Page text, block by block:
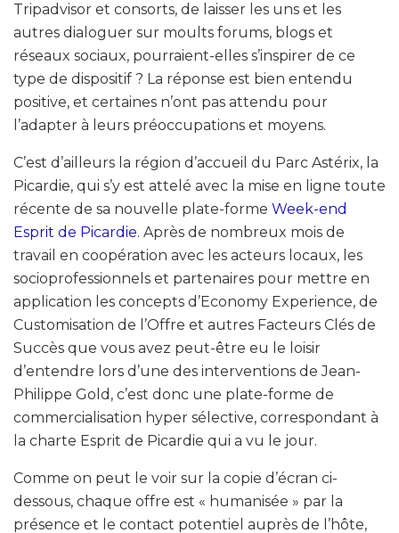
Tripadvisor et consorts, de laisser les uns et les
autres dialoguer sur moults forums, blogs et
réseaux sociaux, pourraient-elles s’inspirer de ce
type de dispositif ? La réponse est bien entendu
positive, et certaines n’ont pas attendu pour
l’adapter à leurs préoccupations et moyens.
C’est d’ailleurs la région d’accueil du Parc Astérix, la
Picardie, qui s’y est attelé avec la mise en ligne toute
récente de sa nouvelle plate-forme Week-end
Esprit de Picardie. Après de nombreux mois de
travail en coopération avec les acteurs locaux, les
socioprofessionnels et partenaires pour mettre en
application les concepts d’Economy Experience, de
Customisation de l’Offre et autres Facteurs Clés de
Succès que vous avez peut-être eu le loisir
d’entendre lors d’une des interventions de Jean-
Philippe Gold, c’est donc une plate-forme de
commercialisation hyper sélective, correspondant à
la charte Esprit de Picardie qui a vu le jour.
Comme on peut le voir sur la copie d’écran ci-
dessous, chaque offre est « humanisée » par la
présence et le contact potentiel auprès de l’hôte,